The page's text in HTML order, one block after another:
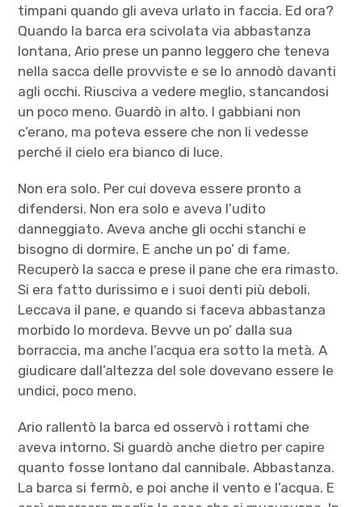
timpani quando gli aveva urlato in faccia. Ed ora?
Quando la barca era scivolata via abbastanza
lontana, Ario prese un panno leggero che teneva
nella sacca delle provviste e se lo annodò davanti
agli occhi. Riusciva a vedere meglio, stancandosi
un poco meno. Guardò in alto. I gabbiani non
c’erano, ma poteva essere che non li vedesse
perché il cielo era bianco di luce.
Non era solo. Per cui doveva essere pronto a
difendersi. Non era solo e aveva l’udito
danneggiato. Aveva anche gli occhi stanchi e
bisogno di dormire. E anche un po’ di fame.
Recuperò la sacca e prese il pane che era rimasto.
Si era fatto durissimo e i suoi denti più deboli.
Leccava il pane, e quando si faceva abbastanza
morbido lo mordeva. Bevve un po’ dalla sua
borraccia, ma anche l’acqua era sotto la metà. A
giudicare dall’altezza del sole dovevano essere le
undici, poco meno.
Ario rallentò la barca ed osservò i rottami che
aveva intorno. Si guardò anche dietro per capire
quanto fosse lontano dal cannibale. Abbastanza.
La barca si fermò, e poi anche il vento e l’acqua. E